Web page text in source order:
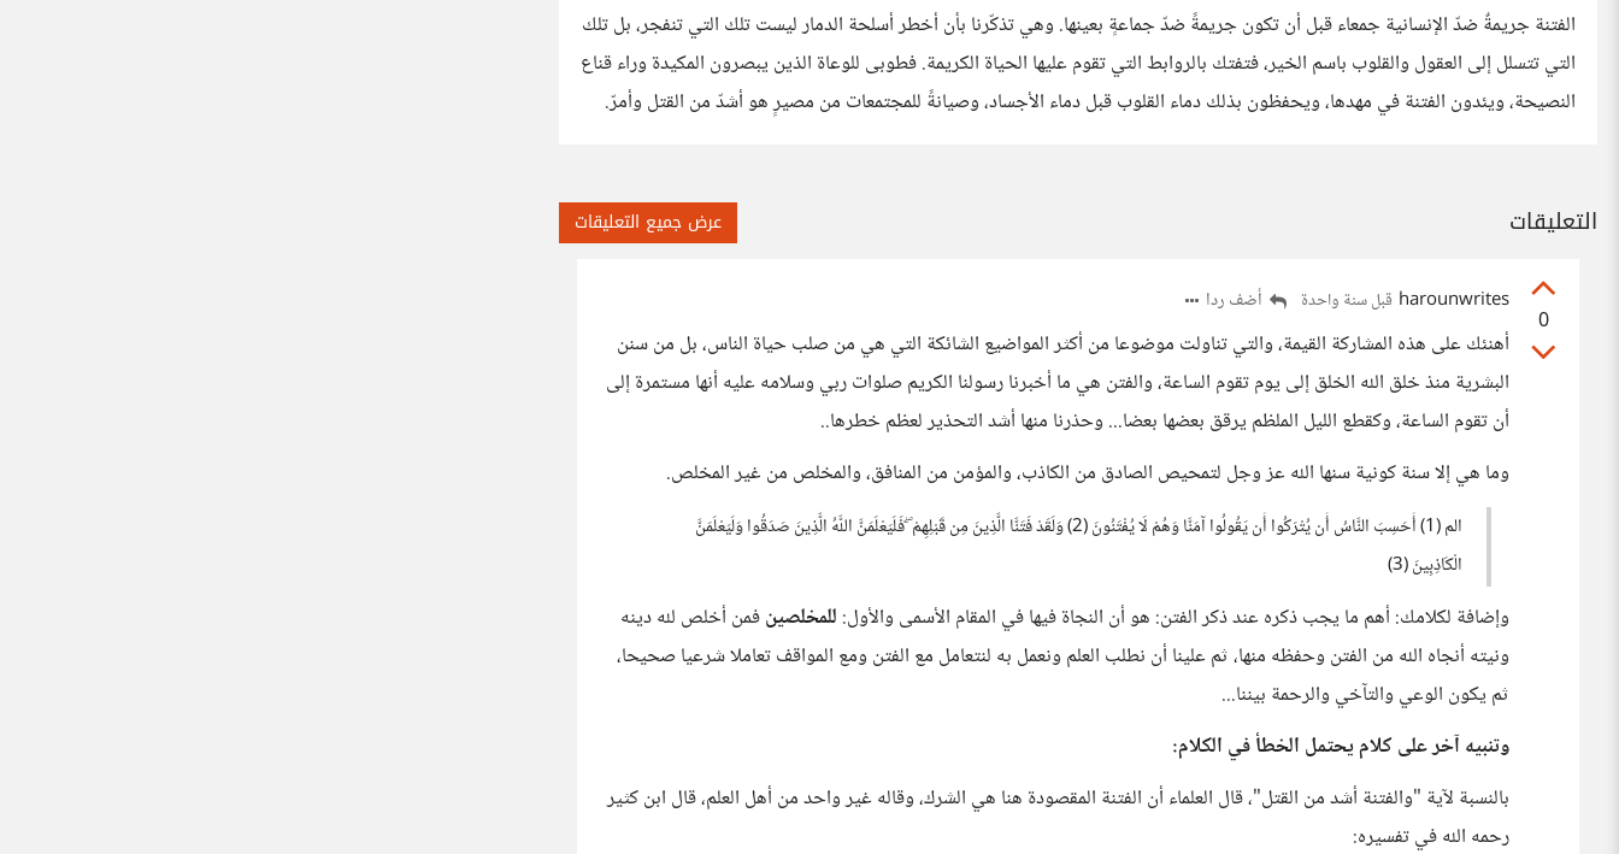
الفتنة جريمةٌ ضدّ الإنسانية جمعاء قبل أن تكون جريمةً ضدّ جماعةٍ بعينها. وهي تذكّرنا بأن أخطر أسلحة الدمار ليست تلك التي تنفجر، بل تلك
التي تتسلل إلى العقول والقلوب باسم الخير، فتفتك بالروابط التي تقوم عليها الحياة الكريمة. فطوبى للوعاة الذين يبصرون المكيدة وراء قناع
النصيحة، ويئدون الفتنة في مهدها، ويحفظون بذلك دماء القلوب قبل دماء الأجساد، وصيانةً للمجتمعات من مصيرٍ هو أشدّ من القتل وأمرّ.
التعليقات عرض جميع التعليقات
0
harounwrites قبل سنة واحدة أضف ردا
أهنئك على هذه المشاركة القيمة، والتي تناولت موضوعا من أكثر المواضيع الشائكة التي هي من صلب حياة الناس، بل من سنن
البشرية منذ خلق الله الخلق إلى يوم تقوم الساعة، والفتن هي ما أخبرنا رسولنا الكريم صلوات ربي وسلامه عليه أنها مستمرة إلى
أن تقوم الساعة، وكقطع الليل الملظم يرقق بعضها بعضا... وحذرنا منها أشد التحذير لعظم خطرها..
وما هي إلا سنة كونية سنها الله عز وجل لتمحيص الصادق من الكاذب، والمؤمن من المنافق، والمخلص من غير المخلص.
الم (1) أَحَسِبَ النَّاسُ أَن يُتْرَكُوا أَن يَقُولُوا آمَنَّا وَهُمْ لَا يُفْتَنُونَ (2) وَلَقَدْ فَتَنَّا الَّذِينَ مِن قَبْلِهِمْ ۖ فَلَيَعْلَمَنَّ اللَّهُ الَّذِينَ صَدَقُوا وَلَيَعْلَمَنَّ
الْكَاذِبِينَ (3)
وإضافة لكلامك: أهم ما يجب ذكره عند ذكر الفتن: هو أن النجاة فيها في المقام الأسمى والأول: للمخلصينفمن أخلص لله دينه
ونيته أنجاه الله من الفتن وحفظه منها، ثم علينا أن نطلب العلم ونعمل به لنتعامل مع الفتن ومع المواقف تعاملا شرعيا صحيحا،
ثم يكون الوعي والتآخي والرحمة بيننا...
وتنبيه آخر على كلام يحتمل الخطأ في الكلام:
بالنسبة لآية "والفتنة أشد من القتل"، قال العلماء أن الفتنة المقصودة هنا هي الشرك، وقاله غير واحد من أهل العلم، قال ابن كثير
رحمه الله في تفسيره: